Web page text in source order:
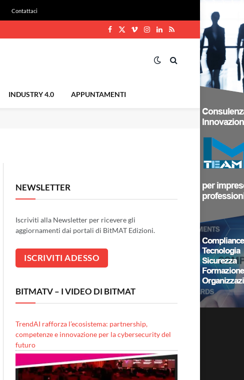
Contattaci
Facebook
X
VimeoInstagram
LinkedIn
RSS
INDUSTRY 4.0 APPUNTAMENTI
NEWSLETTER
Iscriviti alla Newsletter per ricevere gli
aggiornamenti dai portali di BitMAT Edizioni.
BITMATV – I VIDEO DI BITMAT
TrendAI rafforza l’ecosistema: partnership,
competenze e innovazione per la cybersecurity del
futuro